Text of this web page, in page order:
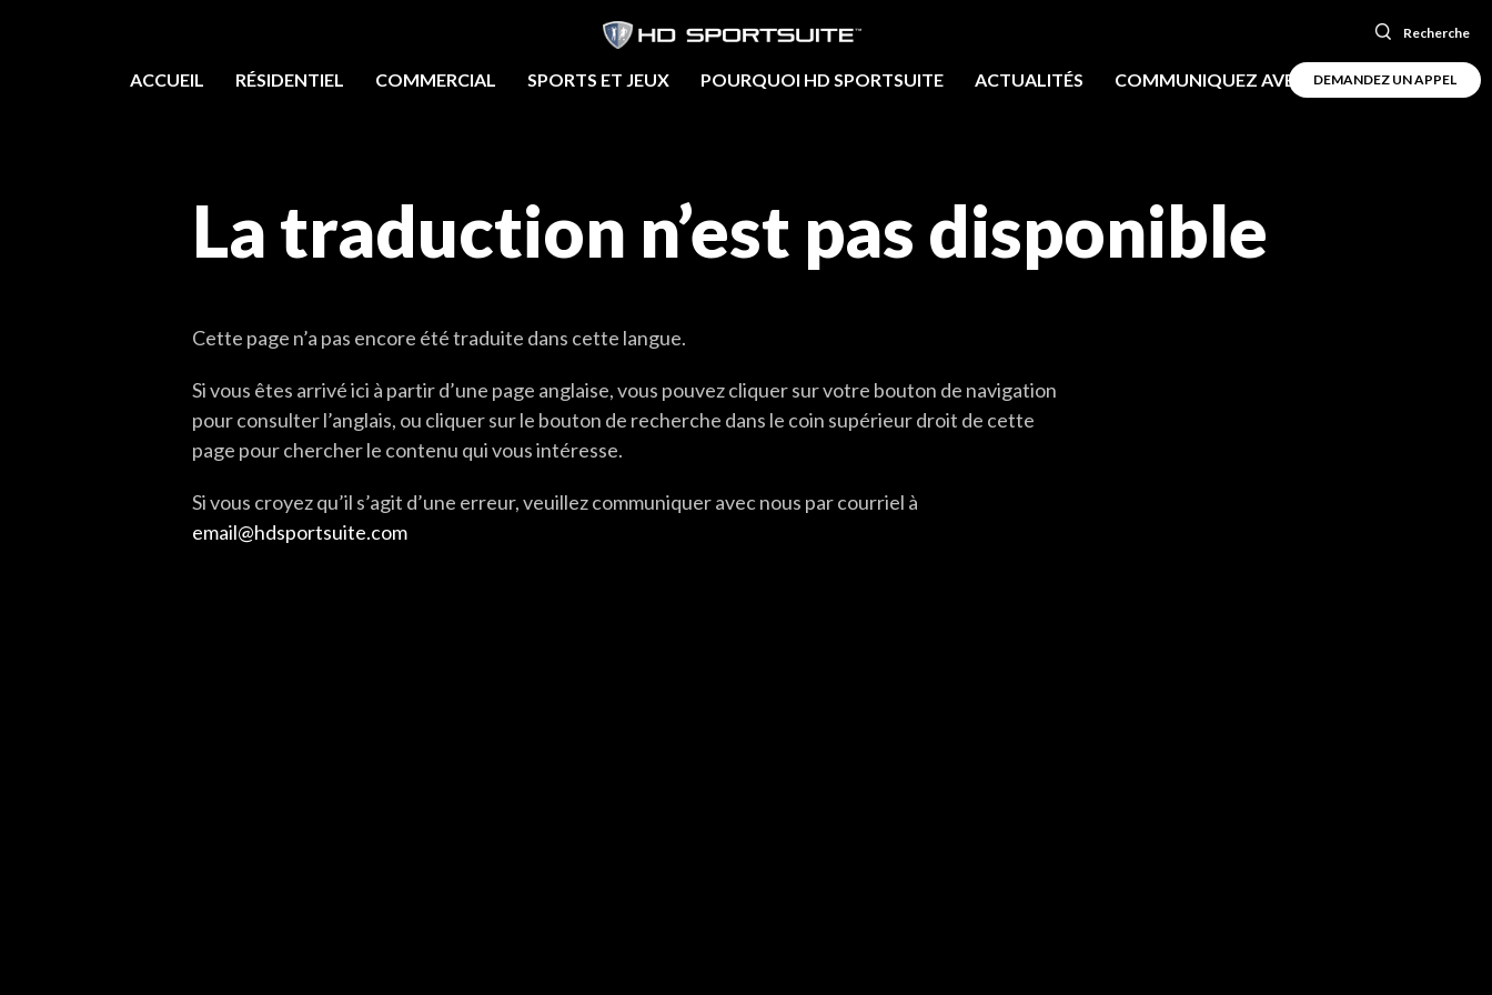
Recherche
ACCUEIL RÉSIDENTIEL COMMERCIAL SPORTS ET JEUX POURQUOI HD SPORTSUITE ACTUALITÉS COMMUNIQUEZ AVEC NOUSDEMANDEZ UN APPEL
La traduction n’est pas disponible
Cette page n’a pas encore été traduite dans cette langue.
Si vous êtes arrivé ici à partir d’une page anglaise, vous pouvez cliquer sur votre bouton de navigation
pour consulter l’anglais, ou cliquer sur le bouton de recherche dans le coin supérieur droit de cette
page pour chercher le contenu qui vous intéresse.
Si vous croyez qu’il s’agit d’une erreur, veuillez communiquer avec nous par courriel à
email@hdsportsuite.com